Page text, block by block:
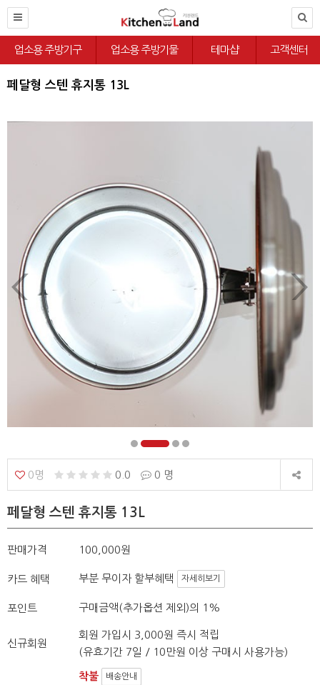
업소용 주방기구 업소용 주방기물 테마샵 고객센터
페달형 스텐 휴지통 13L
0명 0.0 0 명
페달형 스텐 휴지통 13L
판매가격 100,000원
카드 혜택 부분 무이자 할부혜택 자세히보기
포인트 구매금액(추가옵션 제외)의 1%
신규회원
회원 가입시 3,000원 즉시 적립
(유효기간 7일 / 10만원 이상 구매시 사용가능)
착불 배송안내